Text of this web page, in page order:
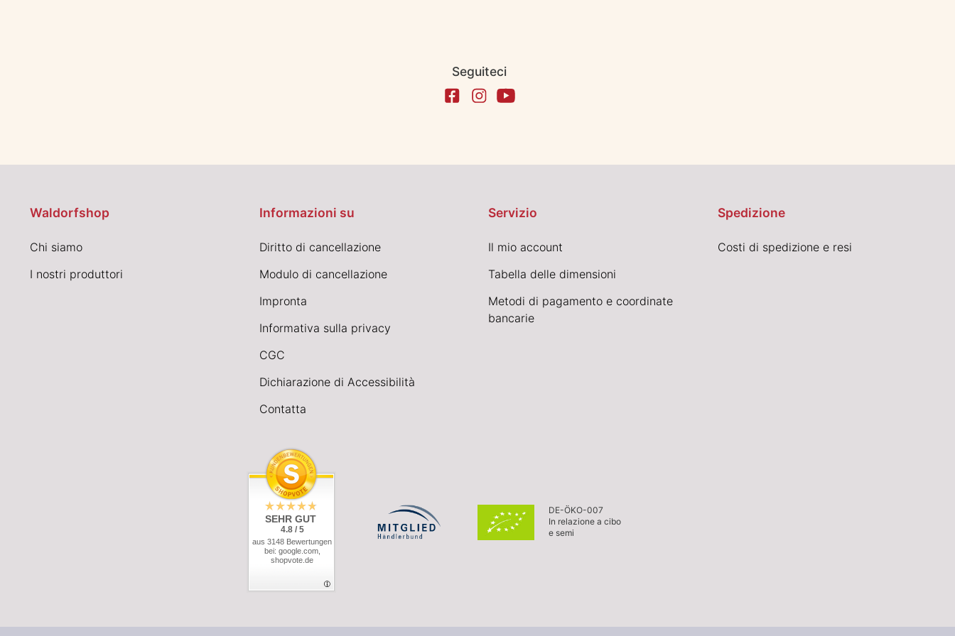
Seguiteci
Waldorfshop
Chi siamo
I nostri produttori
Informazioni su
Diritto di cancellazione
Modulo di cancellazione
Impronta
Informativa sulla privacy
CGC
Dichiarazione di Accessibilità
Contatta
Servizio
Il mio account
Tabella delle dimensioni
Metodi di pagamento e coordinate
bancarie
Spedizione
Costi di spedizione e resi
SEHR GUT
4.8 / 5
aus 3148 Bewertungen
bei: google.com,
shopvote.de
DE-ÖKO-007
In relazione a cibo
e semi